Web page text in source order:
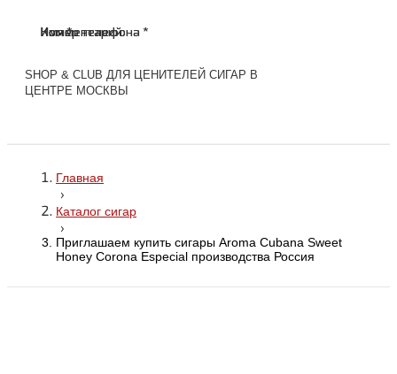
SHOP & CLUB ДЛЯ ЦЕНИТЕЛЕЙ СИГАР В
ЦЕНТРЕ МОСКВЫ
Главная
›
Каталог сигар
›
Приглашаем купить сигары Aroma Cubana Sweet
Honey Corona Especial производства Россия
Имя *
Номер телефона *
Комментарий
Имя *
Номер телефона *
Комментарий